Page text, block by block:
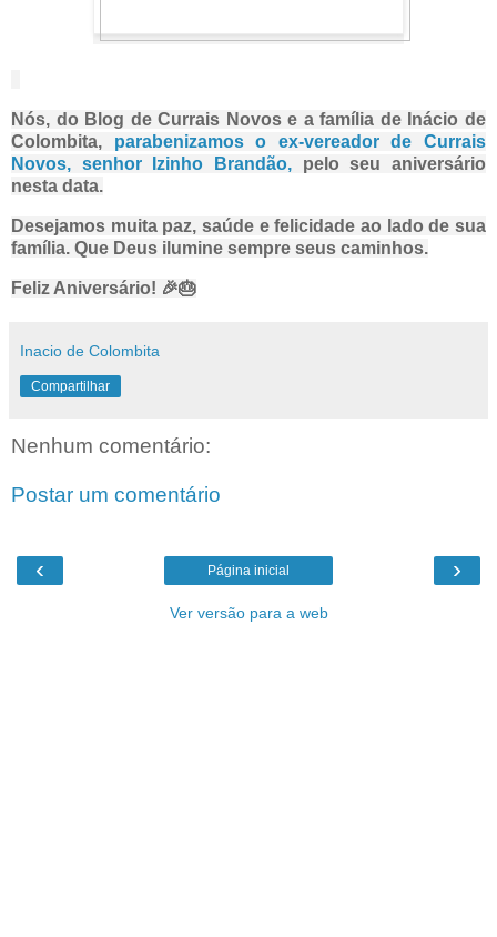
Nós, do Blog de Currais Novos e a família de Inácio de
Colombita, parabenizamos o ex-vereador de Currais
Novos, senhor Izinho Brandão, pelo seu aniversário
nesta data.
Desejamos muita paz, saúde e felicidade ao lado de sua
família. Que Deus ilumine sempre seus caminhos.
Feliz Aniversário! 🎉🎂
Inacio de Colombita
Compartilhar
Nenhum comentário:
Postar um comentário
‹ ›
Página inicial
Ver versão para a web